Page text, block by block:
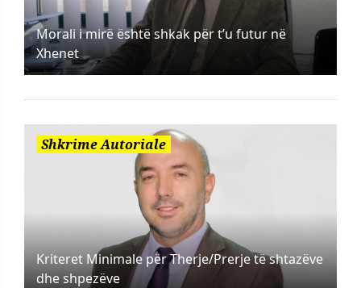
Morali i mirë është shkak për t’u futur në
Xhenet
Shkrime Autoriale
Kriteret Minimale për Therje/Prerje të shtazëve
dhe shpezëve